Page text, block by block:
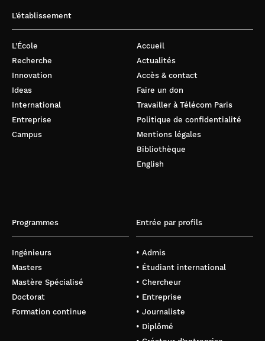
L’établissement
L’École
Recherche
Innovation
Ideas
International
Entreprise
Campus
Accueil
Actualités
Accès & contact
Faire un don
Travailler à Télécom Paris
Politique de confidentialité
Mentions légales
Bibliothèque
English
Programmes
Ingénieurs
Masters
Mastère Spécialisé
Doctorat
Formation continue
Entrée par profils
• Admis
• Étudiant international
• Chercheur
• Entreprise
• Journaliste
• Diplômé